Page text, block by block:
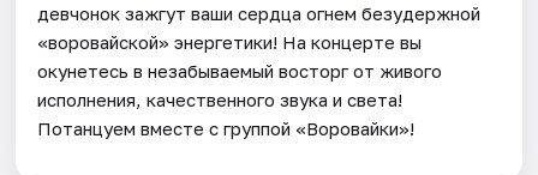
девчонок зажгут ваши сердца огнем безудержной
«воровайской» энергетики! На концерте вы
окунетесь в незабываемый восторг от живого
исполнения, качественного звука и света!
Потанцуем вместе с группой «Воровайки»!